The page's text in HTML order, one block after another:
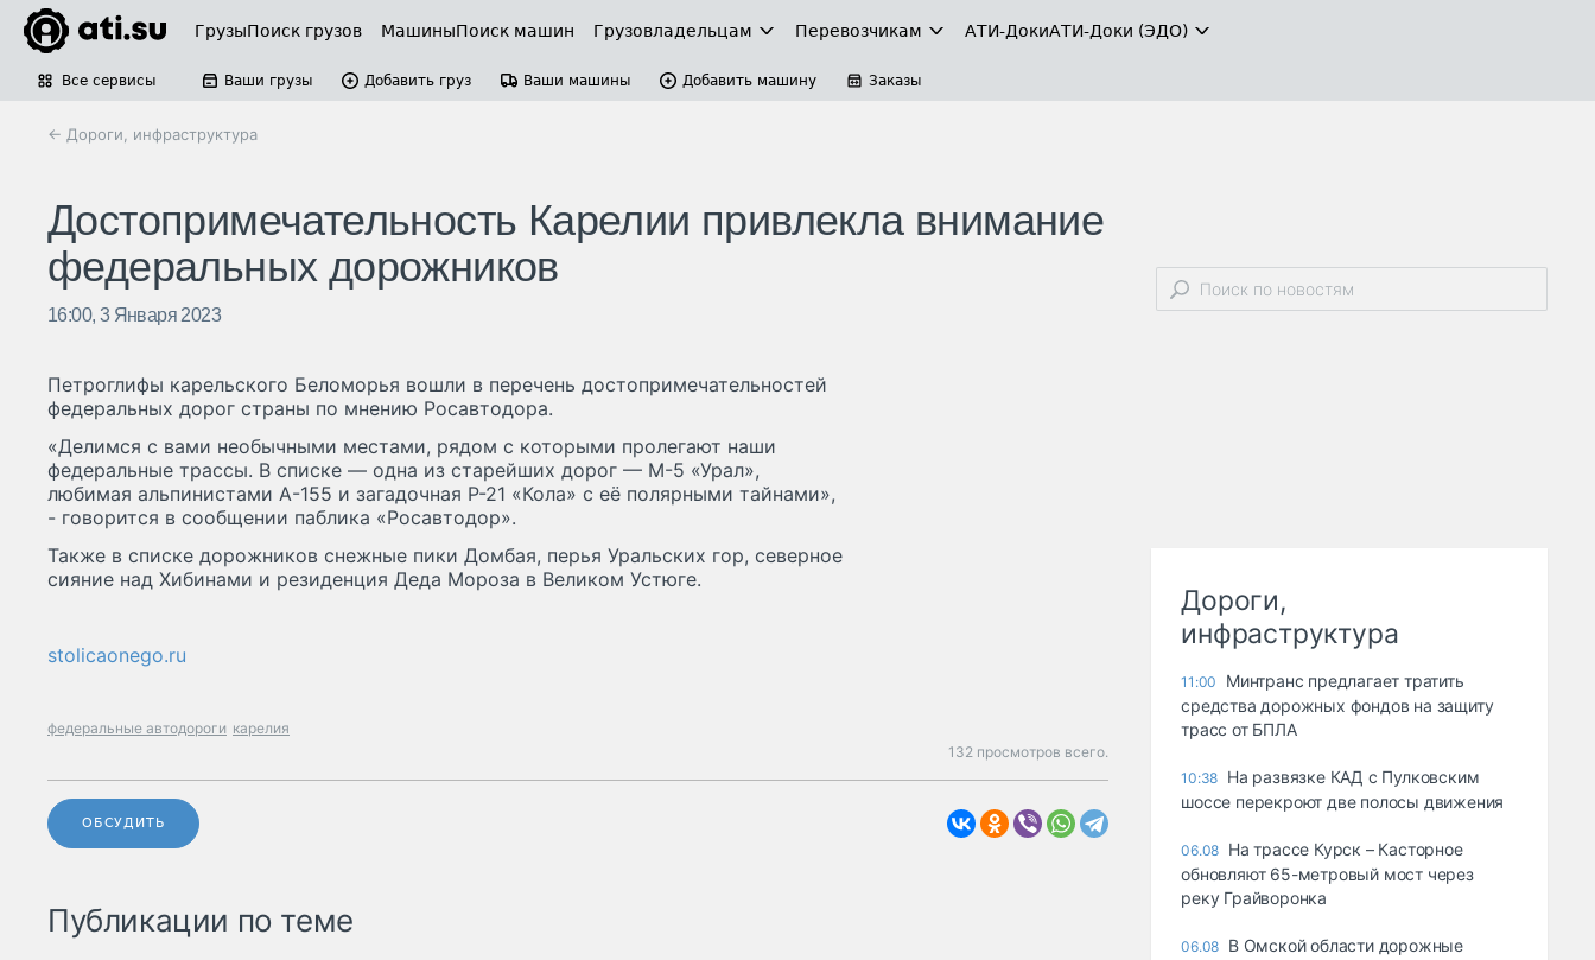
ГрузыПоиск грузов МашиныПоиск машин Грузовладельцам Перевозчикам АТИ-ДокиАТИ-Доки (ЭДО)
Все сервисы Ваши грузы Добавить груз Ваши машины Добавить машину Заказы
← Дороги, инфраструктура
Достопримечательность Карелии привлекла внимание
федеральных дорожников
16:00, 3 Января 2023
Петроглифы карельского Беломорья вошли в перечень достопримечательностей
федеральных дорог страны по мнению Росавтодора.
«Делимся с вами необычными местами, рядом с которыми пролегают наши
федеральные трассы. В списке — одна из старейших дорог — М-5 «Урал»,
любимая альпинистами А-155 и загадочная Р-21 «Кола» с её полярными тайнами»,
- говорится в сообщении паблика «Росавтодор».
Также в списке дорожников снежные пики Домбая, перья Уральских гор, северное
сияние над Хибинами и резиденция Деда Мороза в Великом Устюге.
stolicaonego.ru
федеральные автодороги карелия
132 просмотров всего.
ОБСУДИТЬ
Публикации по теме
Дороги,
инфраструктура
11:00
Минтранс предлагает тратить
средства дорожных фондов на защиту
трасс от БПЛА
10:38 На развязке КАД с Пулковским
шоссе перекроют две полосы движения
06.08 На трассе Курск – Касторное
обновляют 65-метровый мост через
реку Грайворонка
06.08 В Омской области дорожные